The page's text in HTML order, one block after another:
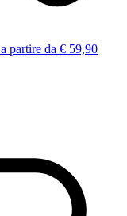
a partire da € 59,90